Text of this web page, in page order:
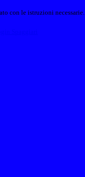
con le istruzioni necessarie.